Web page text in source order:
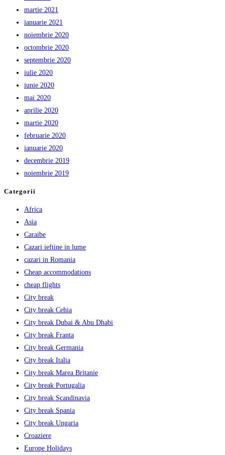
martie 2021
ianuarie 2021
noiembrie 2020
octombrie 2020
septembrie 2020
iulie 2020
iunie 2020
mai 2020
aprilie 2020
martie 2020
februarie 2020
ianuarie 2020
decembrie 2019
noiembrie 2019
Categorii
Africa
Asia
Caraibe
Cazari ieftine in lume
cazari in Romania
Cheap accommodations
cheap flights
City break
City break Cehia
City break Dubai & Abu Dhabi
City break Franta
City break Germania
City break Italia
City break Marea Britanie
City break Portugalia
City break Scandinavia
City break Spania
City break Ungaria
Croaziere
Europe Holidays